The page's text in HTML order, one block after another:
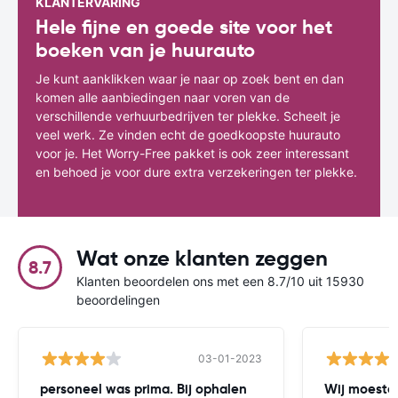
Hele fijne en goede site voor het
boeken van je huurauto
Je kunt aanklikken waar je naar op zoek bent en dan
komen alle aanbiedingen naar voren van de
verschillende verhuurbedrijven ter plekke. Scheelt je
veel werk. Ze vinden echt de goedkoopste huurauto
voor je. Het Worry-Free pakket is ook zeer interessant
en behoed je voor dure extra verzekeringen ter plekke.
8.7 Wat onze klanten zeggen
Klanten beoordelen ons met een 8.7/10 uit 15930
beoordelingen
03-01-2023
personeel was prima. Bij ophalen Wij